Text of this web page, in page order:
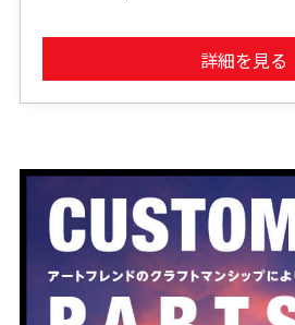
詳細を見る